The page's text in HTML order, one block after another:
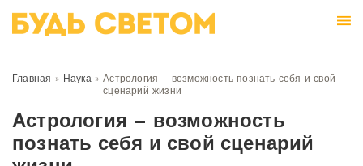
Главная » Наука» Астрология – возможность познать себя и свой
сценарий жизни
Астрология – возможность
познать себя и свой сценарий